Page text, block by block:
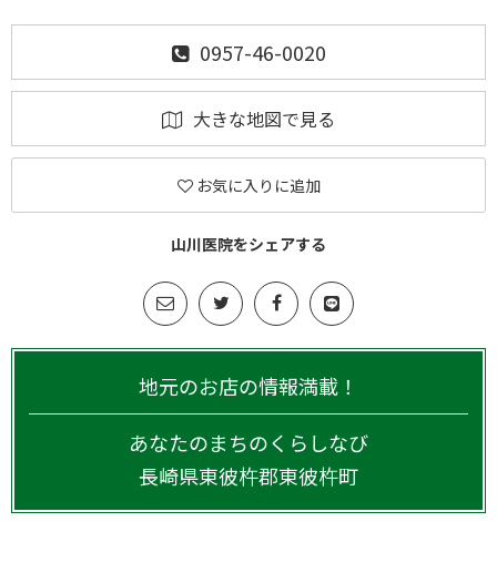
0957-46-0020
大きな地図で見る
お気に入りに追加
山川医院をシェアする
地元のお店の情報満載！
あなたのまちのくらしなび
長崎県東彼杵郡東彼杵町